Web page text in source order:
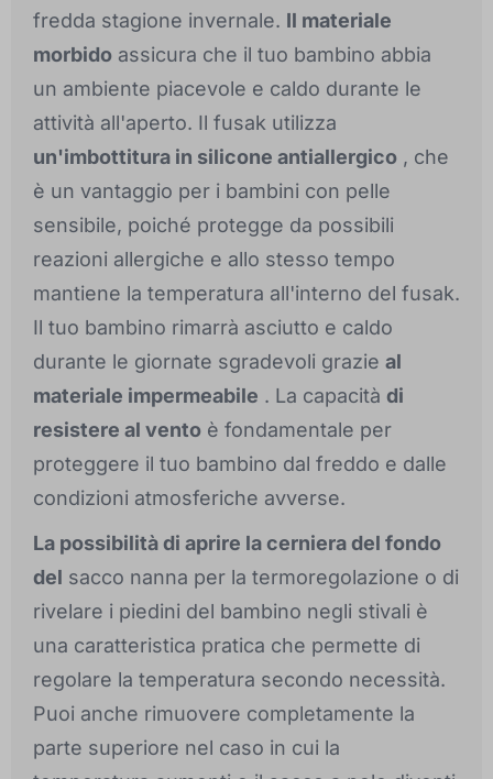
fredda stagione invernale. Il materiale
morbido assicura che il tuo bambino abbia
un ambiente piacevole e caldo durante le
attività all'aperto. Il fusak utilizza
un'imbottitura in silicone antiallergico , che
è un vantaggio per i bambini con pelle
sensibile, poiché protegge da possibili
reazioni allergiche e allo stesso tempo
mantiene la temperatura all'interno del fusak.
Il tuo bambino rimarrà asciutto e caldo
durante le giornate sgradevoli grazie al
materiale impermeabile . La capacità di
resistere al vento è fondamentale per
proteggere il tuo bambino dal freddo e dalle
condizioni atmosferiche avverse.
La possibilità di aprire la cerniera del fondo
del sacco nanna per la termoregolazione o di
rivelare i piedini del bambino negli stivali è
una caratteristica pratica che permette di
regolare la temperatura secondo necessità.
Puoi anche rimuovere completamente la
parte superiore nel caso in cui la